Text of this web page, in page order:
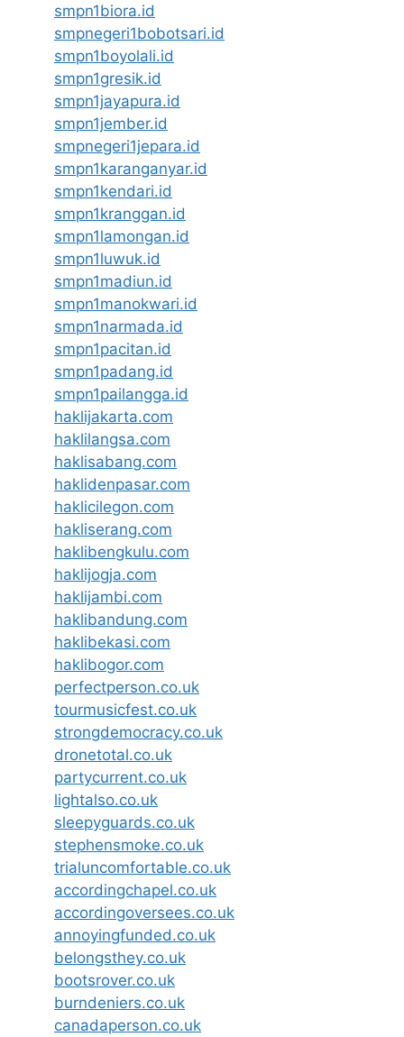
smpn1biora.id
smpnegeri1bobotsari.id
smpn1boyolali.id
smpn1gresik.id
smpn1jayapura.id
smpn1jember.id
smpnegeri1jepara.id
smpn1karanganyar.id
smpn1kendari.id
smpn1kranggan.id
smpn1lamongan.id
smpn1luwuk.id
smpn1madiun.id
smpn1manokwari.id
smpn1narmada.id
smpn1pacitan.id
smpn1padang.id
smpn1pailangga.id
haklijakarta.com
haklilangsa.com
haklisabang.com
haklidenpasar.com
haklicilegon.com
hakliserang.com
haklibengkulu.com
haklijogja.com
haklijambi.com
haklibandung.com
haklibekasi.com
haklibogor.com
perfectperson.co.uk
tourmusicfest.co.uk
strongdemocracy.co.uk
dronetotal.co.uk
partycurrent.co.uk
lightalso.co.uk
sleepyguards.co.uk
stephensmoke.co.uk
trialuncomfortable.co.uk
accordingchapel.co.uk
accordingoversees.co.uk
annoyingfunded.co.uk
belongsthey.co.uk
bootsrover.co.uk
burndeniers.co.uk
canadaperson.co.uk